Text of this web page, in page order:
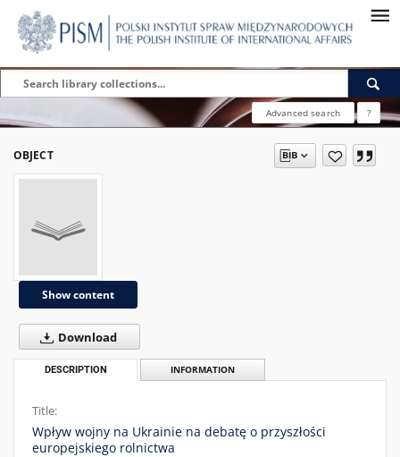
Advanced search ?
OBJECT
Show content
Download
DESCRIPTION INFORMATION
Title:
Wpływ wojny na Ukrainie na debatę o przyszłości
europejskiego rolnictwa